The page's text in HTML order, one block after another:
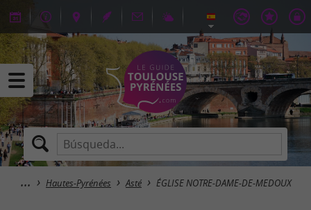
Hautes-Pyrénées Asté ÉGLISE NOTRE-DAME-DE-MEDOUX